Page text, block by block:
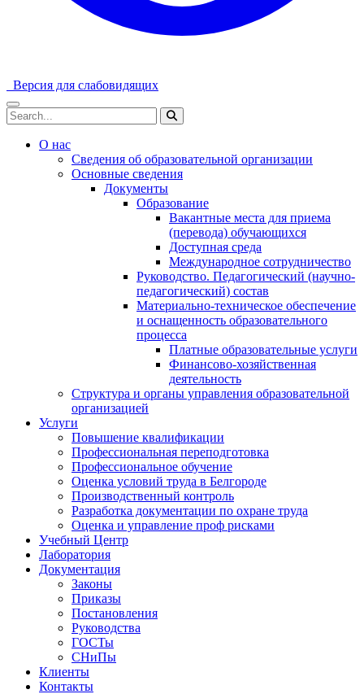
Версия для слабовидящих
О нас
Сведения об образовательной организации
Основные сведения
Документы
Образование
Вакантные места для приема
(перевода) обучающихся
Доступная среда
Международное сотрудничество
Руководство. Педагогический (научно-
педагогический) состав
Материально-техническое обеспечение
и оснащенность образовательного
процесса
Платные образовательные услуги
Финансово-хозяйственная
деятельность
Структура и органы управления образовательной
организацией
Услуги
Повышение квалификации
Профессиональная переподготовка
Профессиональное обучение
Оценка условий труда в Белгороде
Производственный контроль
Разработка документации по охране труда
Оценка и управление проф рисками
Учебный Центр
Лаборатория
Документация
Законы
Приказы
Постановления
Руководства
ГОСТы
СНиПы
Клиенты
Контакты